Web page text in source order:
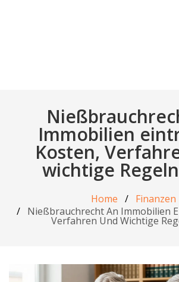
Immobilien
Kosten,
wichtige
Home
Finanzen
Nießbrauchrecht An Immobilien
Verfahren Und Wichtige